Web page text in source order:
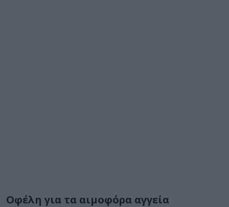
Οφέλη για τα αιμοφόρα αγγεία